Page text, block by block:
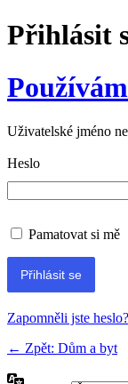
Přihlásit
Uživatelské jméno
Heslo
Pamatovat si mě
Alternative:
Zapomněli jste heslo?
← Zpět: Dům a byt